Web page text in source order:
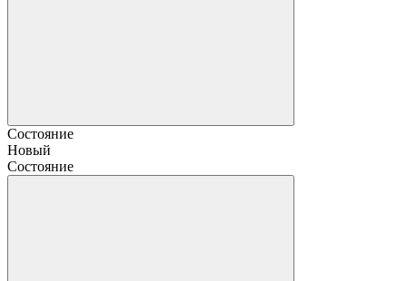
Состояние
Новый
Состояние